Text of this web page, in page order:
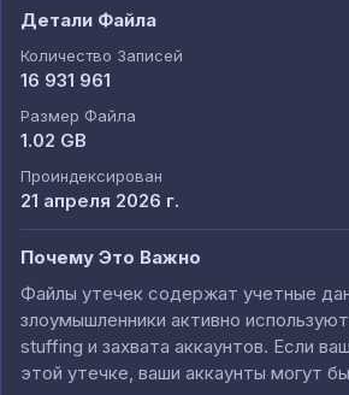
Детали Файла
Количество Записей
16 931 961
Размер Файла
1.02 GB
Проиндексирован
21 апреля 2026 г.
Почему Это Важно
Файлы утечек содержат учетные
злоумышленники активно
stuffing и захвата аккаунтов. Если
этой утечке, ваши аккаунты могут